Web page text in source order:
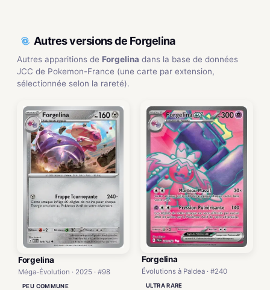
Autres versions de Forgelina
Autres apparitions de Forgelina dans la base de données
JCC de Pokemon-France (une carte par extension,
sélectionnée selon la rareté).
Forgelina
Méga-Évolution · 2025 · #98
PEU COMMUNE
Forgelina
Évolutions à Paldea · #240
ULTRA RARE